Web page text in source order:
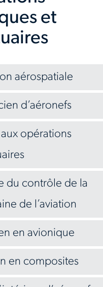
et
aérospatiale
d’aéronefs
opérations
du contrôle de la
de l’aviation
en avionique
en composites